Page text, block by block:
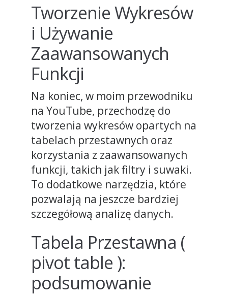
Tworzenie Wykresów
i Używanie
Zaawansowanych
Funkcji
Na koniec, w moim przewodniku
na YouTube, przechodzę do
tworzenia wykresów opartych na
tabelach przestawnych oraz
korzystania z zaawansowanych
funkcji, takich jak filtry i suwaki.
To dodatkowe narzędzia, które
pozwalają na jeszcze bardziej
szczegółową analizę danych.
Tabela Przestawna (
pivot table ):
podsumowanie